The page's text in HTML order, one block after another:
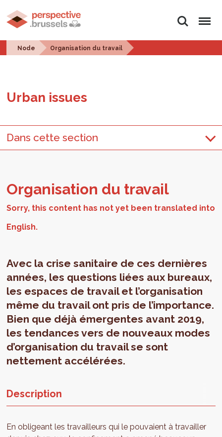
Search Menu
Node Organisation du travail
Urban is­sues
Dans cette section
Or­gan­i­sa­tion du tra­vail
Avec la crise sanitaire de ces dernières
années, les questions liées aux bureaux,
les espaces de travail et l’organisation
même du travail ont pris de l’importance.
Bien que déjà émergentes avant 2019,
les tendances vers de nouveaux modes
d’organisation du travail se sont
nettement accélérées.
Description
En obligeant les travailleurs qui le pouvaient à travailler